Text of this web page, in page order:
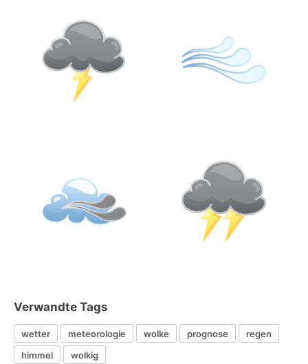
Verwandte Tags
wetter meteorologie wolke prognose
regen
himmel
wolkig